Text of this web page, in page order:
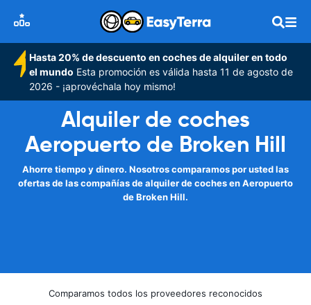
Hasta 20% de descuento en coches de alquiler en todo
el mundo Esta promoción es válida hasta 11 de agosto de
2026 - ¡aprovéchala hoy mismo!
Alquiler de coches
Aeropuerto de Broken Hill
Ahorre tiempo y dinero. Nosotros comparamos por usted las
ofertas de las compañías de alquiler de coches en Aeropuerto
de Broken Hill.
Comparamos todos los proveedores reconocidos